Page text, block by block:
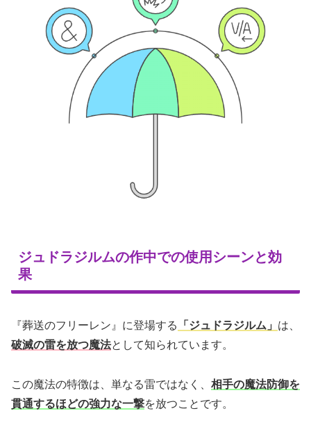
ジュドラジルムの作中での使用シーンと効
果
『葬送のフリーレン』に登場する 「ジュドラジルム」 は、
破滅の雷を放つ魔法として知られています。
この魔法の特徴は、単なる雷ではなく、 相手の魔法防御を
貫通するほどの強力な一撃を放つことです。